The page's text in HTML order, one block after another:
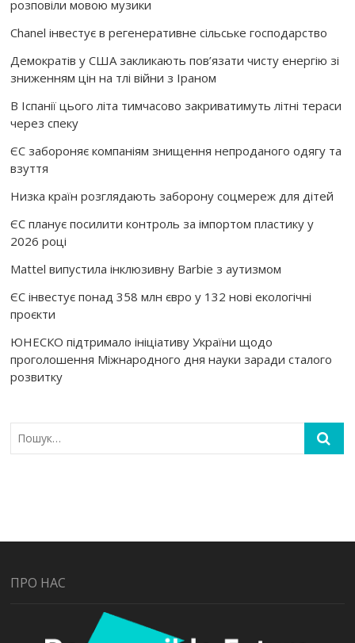
розповіли мовою музики
Chanel інвестує в регенеративне сільське господарство
Демократів у США закликають пов’язати чисту енергію зі
зниженням цін на тлі війни з Іраном
В Іспанії цього літа тимчасово закриватимуть літні тераси
через спеку
ЄС забороняє компаніям знищення непроданого одягу та
взуття
Низка країн розглядають заборону соцмереж для дітей
ЄС планує посилити контроль за імпортом пластику у
2026 році
Mattel випустила інклюзивну Barbie з аутизмом
ЄС інвестує понад 358 млн євро у 132 нові екологічні
проєкти
ЮНЕСКО підтримало ініціативу України щодо
проголошення Міжнародного дня науки заради сталого
розвитку
ПРО НАС